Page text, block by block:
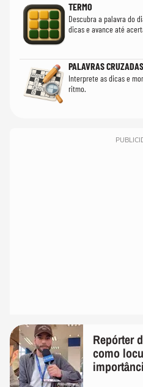
TERMO
Descubra a palavra do
dicas e avance até
PALAVRAS CRUZADAS
Interprete as dicas e
ritmo.
Repórter
como